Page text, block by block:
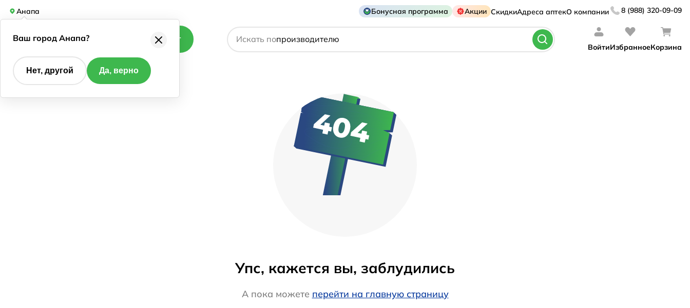
Анапа Бонусная программа Акции СкидкиАдреса аптекО компании 8 (988) 320-09-09
Каталог Искать по
действующему веществу
производителю
ВойтиИзбранноеКорзина
Упс, кажется вы, заблудились
А пока можете перейти на главную страницу
Ваш город Анапа?
Нет, другой Да, верно